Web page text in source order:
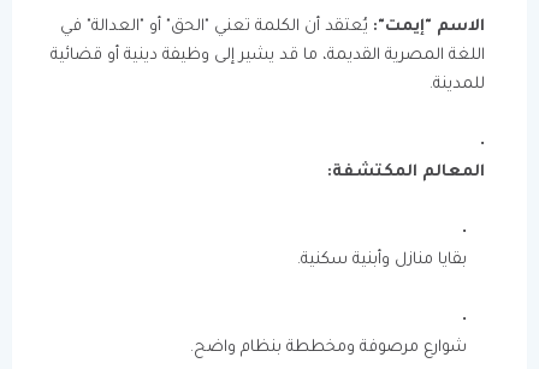
الاسم "إيمت": يُعتقد أن الكلمة تعني "الحق" أو "العدالة" في
اللغة المصرية القديمة، ما قد يشير إلى وظيفة دينية أو قضائية
للمدينة.
المعالم المكتشفة:
بقايا منازل وأبنية سكنية.
شوارع مرصوفة ومخططة بنظام واضح.